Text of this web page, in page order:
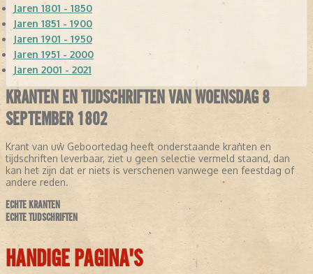
Jaren 1801 - 1850
Jaren 1851 - 1900
Jaren 1901 - 1950
Jaren 1951 - 2000
Jaren 2001 - 2021
KRANTEN EN TIJDSCHRIFTEN VAN WOENSDAG 8
SEPTEMBER 1802
Krant van uw Geboortedag heeft onderstaande kranten en
tijdschriften leverbaar, ziet u geen selectie vermeld staand, dan
kan het zijn dat er niets is verschenen vanwege een feestdag of
andere reden.
ECHTE KRANTEN
ECHTE TIJDSCHRIFTEN
HANDIGE PAGINA'S